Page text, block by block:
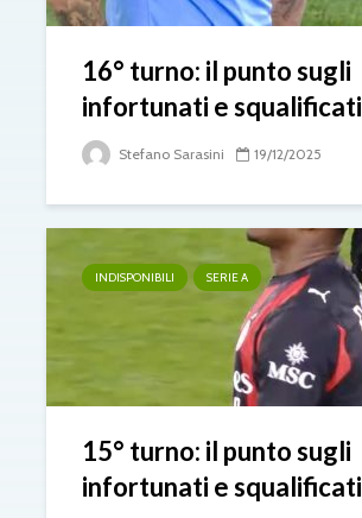
16° turno: il punto sugli
infortunati e squalificati
Stefano Sarasini 19/12/2025
INDISPONIBILI SERIE A
15° turno: il punto sugli
infortunati e squalificati